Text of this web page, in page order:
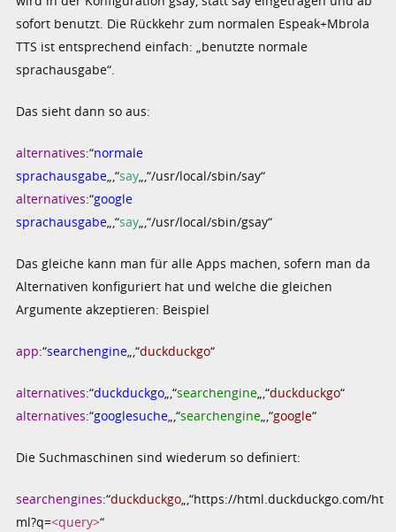
sofort benutzt. Die Rückkehr zum normalen Espeak+Mbrola
TTS ist entsprechend einfach: „benutzte normale
sprachausgabe“.
Das sieht dann so aus:
alternatives:“normale
sprachausgabe„,“say„,“/usr/local/sbin/say“
alternatives:“google
sprachausgabe„,“say„,“/usr/local/sbin/gsay“
Das gleiche kann man für alle Apps machen, sofern man da
Alternativen konfiguriert hat und welche die gleichen
Argumente akzeptieren: Beispiel
app:“searchengine„,“duckduckgo“
alternatives:“duckduckgo„,“searchengine„,“duckduckgo“
alternatives:“googlesuche„,“searchengine„,“google“
Die Suchmaschinen sind wiederum so definiert:
searchengines:“duckduckgo„,“https://html.duckduckgo.com/ht
ml?q=<query>“